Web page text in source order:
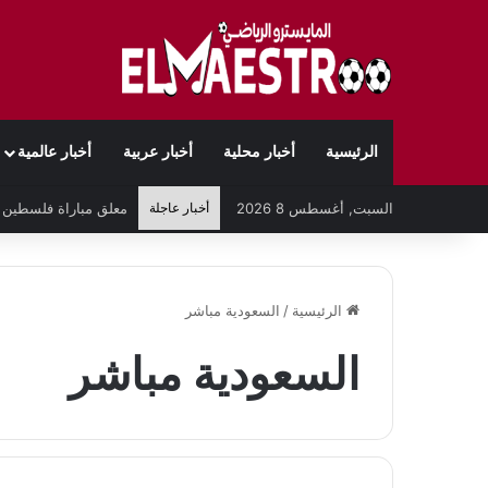
الرئيسية أخبار محلية أخبار عربية أخبار عالمية
السبت, أغسطس 8 2026 أخبار عاجلة
الرئيسية / السعودية مباشر
السعودية مباشر